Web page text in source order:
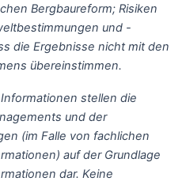
Bergbaureform; Risiken
und -
die Ergebnisse nicht mit den
übereinstimmen.
stellen die
und der
(im Falle von fachlichen
auf der Grundlage
dar. Keine